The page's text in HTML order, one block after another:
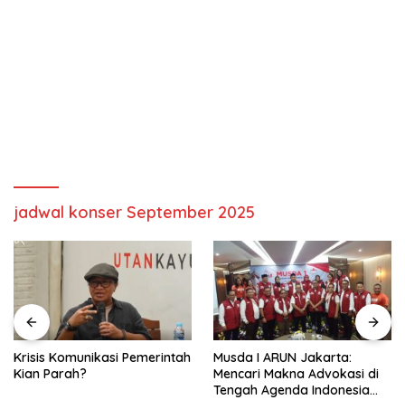
jadwal konser September 2025
Krisis Komunikasi Pemerintah
Kian Parah?
Musda I ARUN Jakarta:
Mencari Makna Advokasi di
Tengah Agenda Indonesia